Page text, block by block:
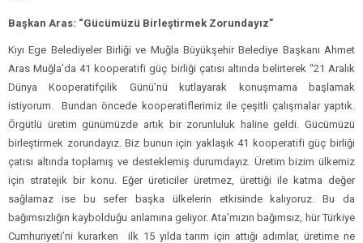
Başkan Aras: “Gücümüzü Birleştirmek Zorundayız”
Kıyı Ege Belediyeler Birliği ve Muğla Büyükşehir Belediye Başkanı Ahmet
Aras Muğla’da 41 kooperatifi güç birliği çatısı altında belirterek “21 Aralık
Dünya Kooperatifçilik Günü’nü kutlayarak konuşmama başlamak
istiyorum. Bundan öncede kooperatiflerimiz ile çeşitli çalışmalar yaptık.
Örgütlü üretim günümüzde artık bir zorunluluk haline geldi. Gücümüzü
birleştirmek zorundayız. Biz bunun için yaklaşık 41 kooperatifi güç birliği
çatısı altında toplamış ve desteklemiş durumdayız. Üretim bizim ülkemiz
için stratejik bir konu. Eğer üreticiler üretmez, ürettiği ile katma değer
sağlamaz ise bu sefer başka ülkelerin etkisinde kalıyoruz. Bu da
bağımsızlığın kaybolduğu anlamına geliyor. Ata’mızın bağımsız, hür Türkiye
Cumhuriyeti’ni kurarken ilk 15 yılda tarım için attığı adımlar, üretime ne